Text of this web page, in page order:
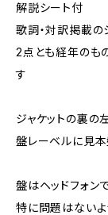
解説シート付
歌詞・対訳掲載の
2点とも経年のも
す
ジャケットの裏
盤レーベルに見
盤はヘッドフォン
特に問題はない